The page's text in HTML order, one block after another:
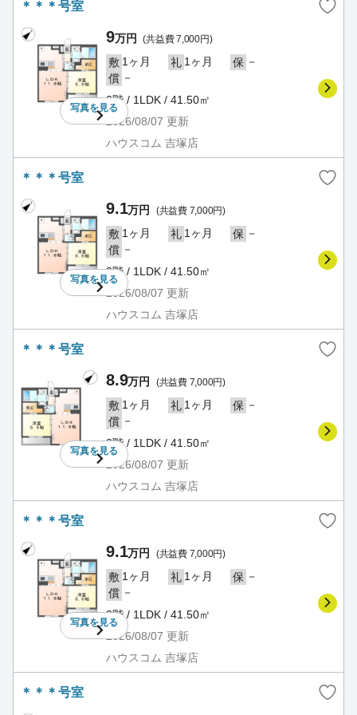
＊＊＊号室
写真を見る
9万円 (共益費 7,000円)
敷 1ヶ月 礼 1ヶ月 保 －
償 －
2階 / 1LDK / 41.50㎡
2026/08/07 更新
ハウスコム 吉塚店
＊＊＊号室
写真を見る
9.1万円 (共益費 7,000円)
敷 1ヶ月 礼 1ヶ月 保 －
償 －
3階 / 1LDK / 41.50㎡
2026/08/07 更新
ハウスコム 吉塚店
＊＊＊号室
写真を見る
8.9万円 (共益費 7,000円)
敷 1ヶ月 礼 1ヶ月 保 －
償 －
3階 / 1LDK / 41.50㎡
2026/08/07 更新
ハウスコム 吉塚店
＊＊＊号室
写真を見る
9.1万円 (共益費 7,000円)
敷 1ヶ月 礼 1ヶ月 保 －
償 －
3階 / 1LDK / 41.50㎡
2026/08/07 更新
ハウスコム 吉塚店
＊＊＊号室